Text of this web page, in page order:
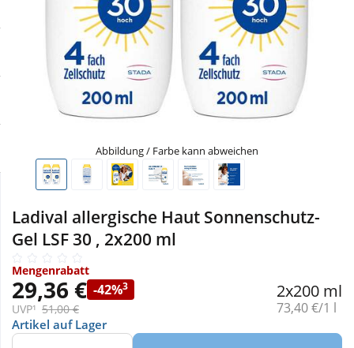
Schnäppchen
Täglich gut versorgt
Körperpflege & Kosmetik
Liebe & Erotik
Mutter & Kind
Nahrungsergänzung
Sanitätshaus
Sport & Fitness
Aliud Pharma
Abbildung / Farbe kann abweichen
Ladival allergische Haut Sonnenschutz-
Gel LSF 30 , 2x200 ml
Mengenrabatt
29,36 € -42%3
UVP¹ 51,00 €
2x200 ml
Grundpreis:
73,40 €/1 l
Artikel auf Lager